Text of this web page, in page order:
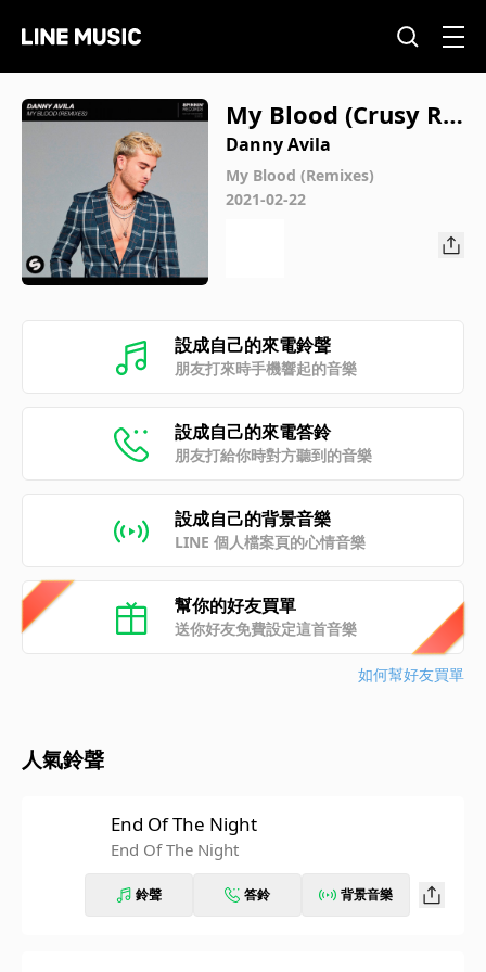
My Blood (Crusy Re
mix)
Danny Avila
My Blood (Remixes)
2021-02-22
設成自己的來電鈴聲
朋友打來時手機響起的音樂
設成自己的來電答鈴
朋友打給你時對方聽到的音樂
設成自己的背景音樂
LINE 個人檔案頁的心情音樂
幫你的好友買單
送你好友免費設定這首音樂
如何幫好友買單
人氣鈴聲
End Of The Night
End Of The Night
鈴聲 答鈴 背景音樂